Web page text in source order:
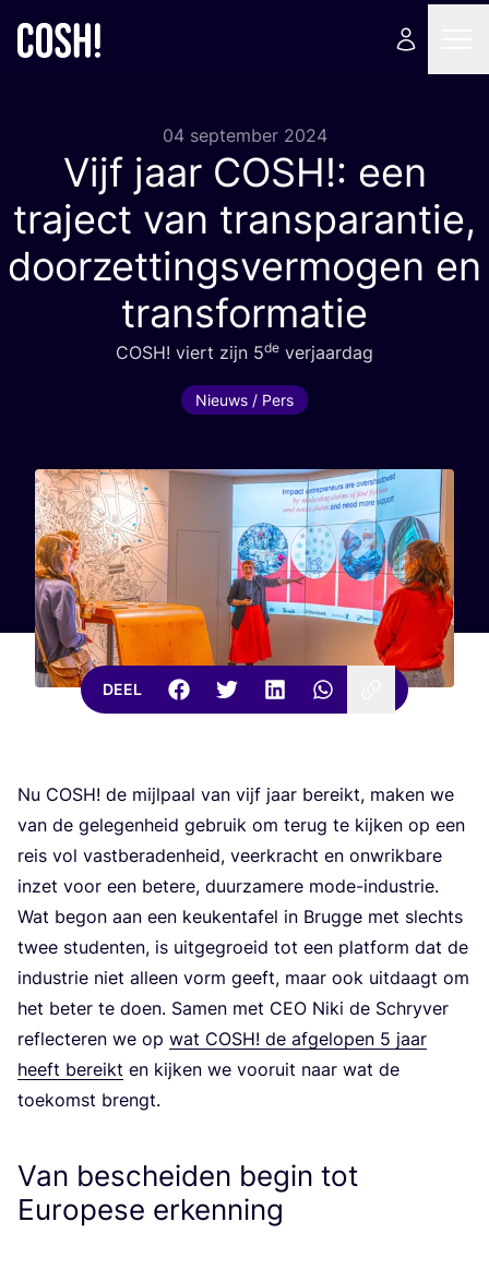
04 september 2024
Vijf jaar COSH!: een
traject van transparantie,
doorzettingsvermogen en
transformatie
COSH! viert zijn 5de verjaardag
Nieuws / Pers
DEEL
Nu COSH! de mijl­paal van vijf jaar bereikt, maken we
van de gele­gen­heid gebruik om terug te kij­ken op een
reis vol vast­be­ra­den­heid, veer­kracht en onwrik­ba­re
inzet voor een bete­re, duur­za­me­re mode-indu­strie.
Wat begon aan een keu­ken­ta­fel in Brug­ge met slechts
twee stu­den­ten, is uit­ge­groeid tot een plat­form dat de
indu­strie niet alleen vorm geeft, maar ook uit­daagt om
het beter te doen. Samen met CEO Niki de Schry­ver
reflec­te­ren we op wat COSH! de afge­lo­pen 5 jaar
heeft bereikt en kij­ken we voor­uit naar wat de
toe­komst brengt.
Van bescheiden begin tot
Europese erkenning